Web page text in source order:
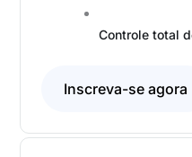
Controle total
Inscreva-se agora